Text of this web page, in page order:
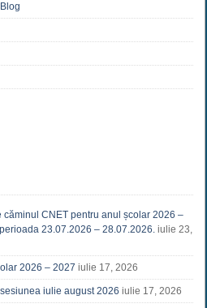
căminul CNET pentru anul școlar 2026 –
23.07.2026 – 28.07.2026. iulie 23,
2026 – 2027 iulie 17, 2026
iulie august 2026 iulie 17, 2026